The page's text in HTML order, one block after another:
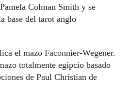
Colman Smith y se
base del tarot anglo
el mazo Faconnier-Wegener.
totalmente egipcio basado
de Paul Christian de